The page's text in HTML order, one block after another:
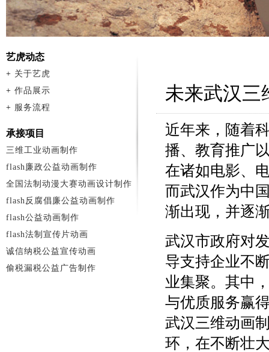
未来武汉三
近年来，随着
播、教育推广
在诸如电影、
而武汉作为中
渐出现，并逐
武汉市政府对
导支持企业不
业集聚。其中
与优质服务赢
武汉三维动画
环，在不断壮
艺虎动态
+ 关于艺虎
+ 作品展示
+ 服务流程
承接项目
三维工业动画制作
flash廉政公益动画制作
全国法制动漫大赛动画设计制作
flash反腐倡廉公益动画制作
flash公益动画制作
flash法制宣传片动画
诚信纳税公益宣传动画
偷税漏税公益广告制作